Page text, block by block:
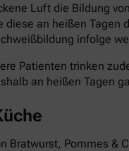
Luft die Bildung
diese an heißen Tagen
infolge
Patienten trinken
an heißen Tagen
Bratwurst, Pommes &